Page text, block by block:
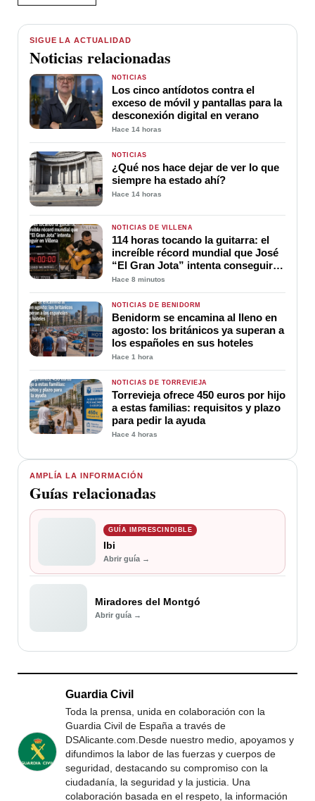
AMPLÍA LA INFORMACIÓN
Guías relacionadas
GUÍA IMPRESCINDIBLE
Ibi
Abrir guía →
Miradores del Montgó
Abrir guía →
SIGUE LA ACTUALIDAD
Noticias relacionadas
NOTICIAS
Los cinco antídotos contra el
exceso de móvil y pantallas para la
desconexión digital en verano
Hace 14 horas
NOTICIAS
¿Qué nos hace dejar de ver lo que
siempre ha estado ahí?
Hace 14 horas
NOTICIAS DE VILLENA
114 horas tocando la guitarra: el
increíble récord mundial que José
“El Gran Jota” intenta conseguir
en Villena
Hace 8 minutos
NOTICIAS DE BENIDORM
Benidorm se encamina al lleno en
agosto: los británicos ya superan a
los españoles en sus hoteles
Hace 1 hora
NOTICIAS DE TORREVIEJA
Torrevieja ofrece 450 euros por hijo
a estas familias: requisitos y plazo
para pedir la ayuda
Hace 4 horas
Guardia Civil
Toda la prensa, unida en colaboración con la
Guardia Civil de España a través de
DSAlicante.com.Desde nuestro medio, apoyamos y
difundimos la labor de las fuerzas y cuerpos de
seguridad, destacando su compromiso con la
ciudadanía, la seguridad y la justicia. Una
colaboración basada en el respeto, la información